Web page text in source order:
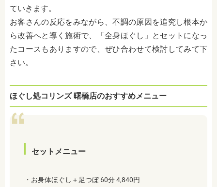
ていきます。
お客さんの反応をみながら、不調の原因を追究し根本か
ら改善へと導く施術で、「全身ほぐし」とセットになっ
たコースもありますので、ぜひ合わせて検討してみて下
さい。
ほぐし処コリンズ 曙橋店のおすすめメニュー
セットメニュー
・お身体ほぐし＋足つぼ 60分 4,840円